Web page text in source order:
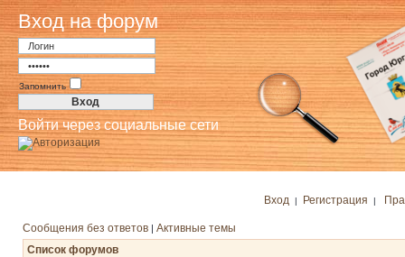
Вход на форум
Запомнить
Войти через социальные сети
Вход | Регистрация |
Сообщения без ответов | Активные темы
Список форумов